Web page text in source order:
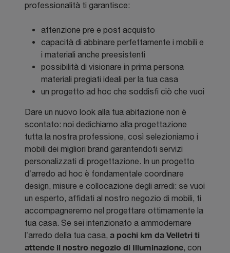
professionalità ti garantisce:
attenzione pre e post acquisto
capacità di abbinare perfettamente i mobili e
i materiali anche preesistenti
possibilità di visionare in prima persona
materiali pregiati ideali per la tua casa
un progetto ad hoc che soddisfi ciò che vuoi
Dare un nuovo look alla tua abitazione non è
scontato: noi dedichiamo alla progettazione
tutta la nostra professione, così selezioniamo i
mobili dei migliori brand garantendoti servizi
personalizzati di progettazione. In un progetto
d’arredo ad hoc è fondamentale coordinare
design, misure e collocazione degli arredi: se vuoi
un esperto, affidati al nostro negozio di mobili, ti
accompagneremo nel progettare ottimamente la
tua casa. Se sei intenzionato a ammodernare
l’arredo della tua casa, a pochi km da Velletri ti
attende il nostro negozio di Illuminazione, con